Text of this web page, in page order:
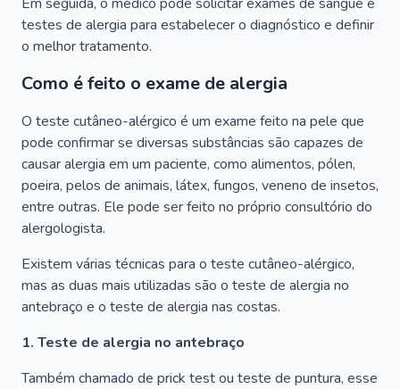
testes de alergia para estabelecer o diagnóstico e definir
o melhor tratamento.
Como é feito o exame de alergia
O teste cutâneo-alérgico é um exame feito na pele que
pode confirmar se diversas substâncias são capazes de
causar alergia em um paciente, como alimentos, pólen,
poeira, pelos de animais, látex, fungos, veneno de insetos,
entre outras. Ele pode ser feito no próprio consultório do
alergologista.
Existem várias técnicas para o teste cutâneo-alérgico,
mas as duas mais utilizadas são o teste de alergia no
antebraço e o teste de alergia nas costas.
1. Teste de alergia no antebraço
Também chamado de prick test ou teste de puntura, esse